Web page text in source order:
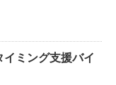
ミング支援バイ